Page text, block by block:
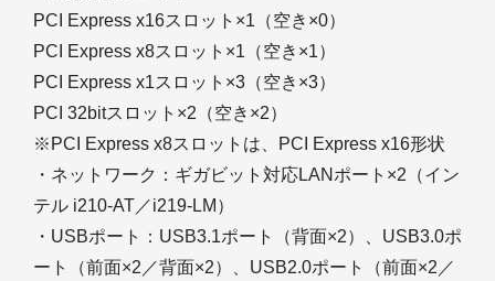
PCI Express x16スロット×1（空き×0）
PCI Express x8スロット×1（空き×1）
PCI Express x1スロット×3（空き×3）
PCI 32bitスロット×2（空き×2）
※PCI Express x8スロットは、PCI Express x16形状
・ネットワーク：ギガビット対応LANポート×2（イン
テル i210-AT／i219-LM）
・USBポート：USB3.1ポート（背面×2）、USB3.0ポ
ート（前面×2／背面×2）、USB2.0ポート（前面×2／